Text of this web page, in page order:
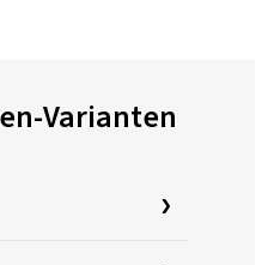
Varianten